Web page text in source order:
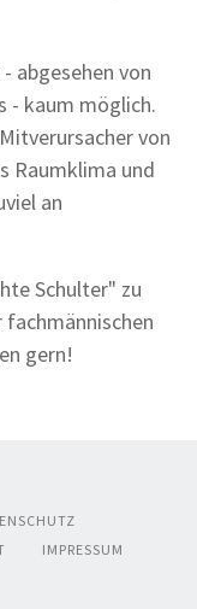
abgesehen von
- kaum möglich.
von
Raumklima und
an
Schulter" zu
fachmännischen
gern!
IMPRESSUM